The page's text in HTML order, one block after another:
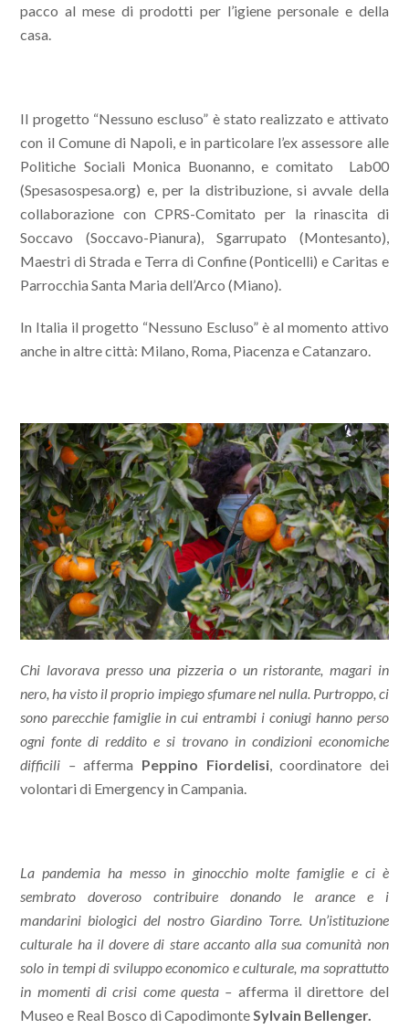
pacco al mese di prodotti per l’igiene personale e della
casa.
Il progetto “Nessuno escluso” è stato realizzato e attivato
con il Comune di Napoli, e in particolare l’ex assessore alle
Politiche Sociali Monica Buonanno, e comitato Lab00
(Spesasospesa.org) e, per la distribuzione, si avvale della
collaborazione con CPRS-Comitato per la rinascita di
Soccavo (Soccavo-Pianura), Sgarrupato (Montesanto),
Maestri di Strada e Terra di Confine (Ponticelli) e Caritas e
Parrocchia Santa Maria dell’Arco (Miano).
In Italia il progetto “Nessuno Escluso” è al momento attivo
anche in altre città: Milano, Roma, Piacenza e Catanzaro.
Chi lavorava presso una pizzeria o un ristorante, magari in
nero, ha visto il proprio impiego sfumare nel nulla. Purtroppo, ci
sono parecchie famiglie in cui entrambi i coniugi hanno perso
ogni fonte di reddito e si trovano in condizioni economiche
difficili –afferma Peppino Fiordelisi, coordinatore dei
volontari di Emergency in Campania.
La pandemia ha messo in ginocchio molte famiglie e ci è
sembrato doveroso contribuire donando le arance e i
mandarini biologici del nostro Giardino Torre. Un’istituzione
culturale ha il dovere di stare accanto alla sua comunità non
solo in tempi di sviluppo economico e culturale, ma soprattutto
in momenti di crisi come questa – afferma il direttore del
Museo e Real Bosco di CapodimonteSylvain Bellenger.